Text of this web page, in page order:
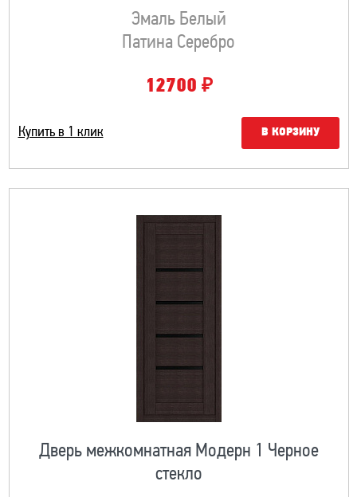
Эмаль Белый
Патина Серебро
12700 ₽
Купить в 1 клик В КОРЗИНУ
Дверь межкомнатная Модерн 1 Черное
стекло